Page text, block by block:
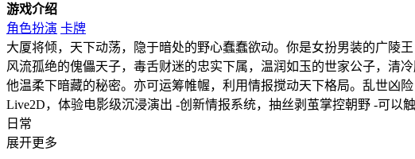
游戏介绍
角色扮演 卡牌
大厦将倾，天下动荡，隐于暗处的野心蠢蠢欲动。你是女扮男装的广陵
风流孤绝的傀儡天子，毒舌财迷的忠实下属，温润如玉的世家公子，
他温柔下暗藏的秘密。亦可运筹帷幄，利用情报搅动天下格局。乱世凶
Live2D，体验电影级沉浸演出 -创新情报系统，抽丝剥茧掌控朝野 -可
日常
展开更多